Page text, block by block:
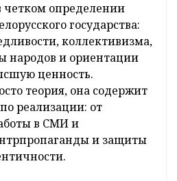
четком определении
государства:
коллективизма,
народов и ориентации
ценность.
теория, она содержит
реализации: от
в СМИ и
и защиты